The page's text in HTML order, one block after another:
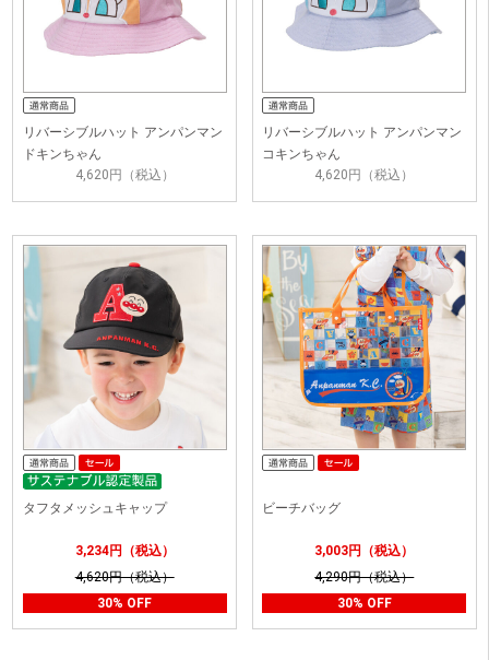
リバーシブルハット アンパンマン
ドキンちゃん
4,620円（税込）
リバーシブルハット アンパンマン
コキンちゃん
4,620円（税込）
タフタメッシュキャップ
3,234円（税込）
4,620円（税込）
30% OFF
ビーチバッグ
3,003円（税込）
4,290円（税込）
30% OFF